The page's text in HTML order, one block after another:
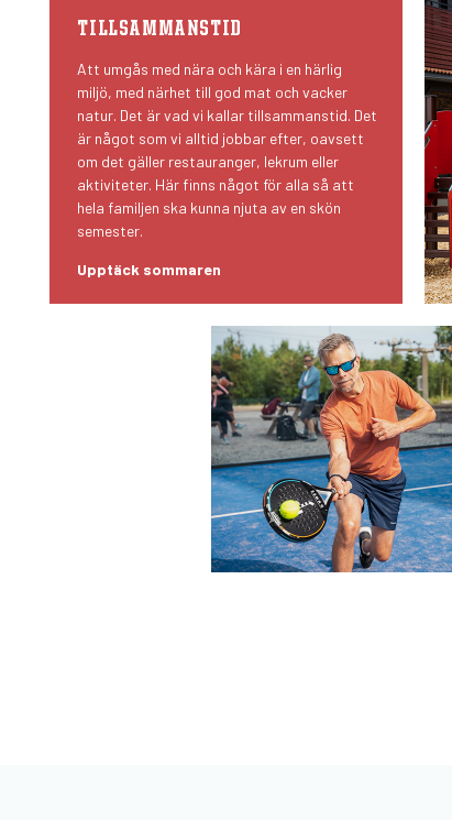
TILLSAMMANSTID
Att umgås med nära och kära i en härlig
miljö, med närhet till god mat och vacker
natur. Det är vad vi kallar tillsammanstid. Det
är något som vi alltid jobbar efter, oavsett
om det gäller restauranger, lekrum eller
aktiviteter. Här finns något för alla så att
hela familjen ska kunna njuta av en skön
semester.
Upptäck sommaren